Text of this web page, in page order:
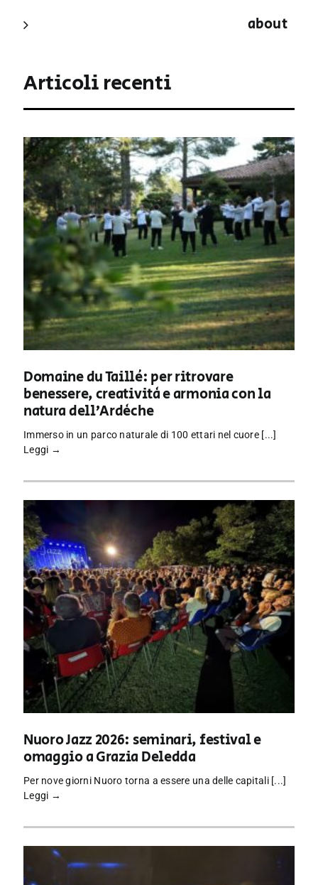
about
Articoli recenti
Domaine du Taillé: per ritrovare
benessere, creatività e armonia con la
natura dell’Ardèche
Immerso in un parco naturale di 100 ettari nel cuore [...]
Leggi →
Nuoro Jazz 2026: seminari, festival e
omaggio a Grazia Deledda
Per nove giorni Nuoro torna a essere una delle capitali [...]
Leggi →